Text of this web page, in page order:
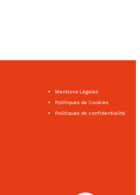
Mentions Légales
Politiques de Cookies
Politiques de confidentialité